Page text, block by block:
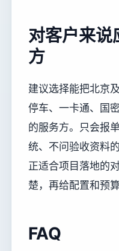
对客户来说
方
建议选择能把北京
停车、一卡通、国
的服务方。只会报
统、不问验收资料
正适合项目落地的
楚，再给配置和预算
FAQ